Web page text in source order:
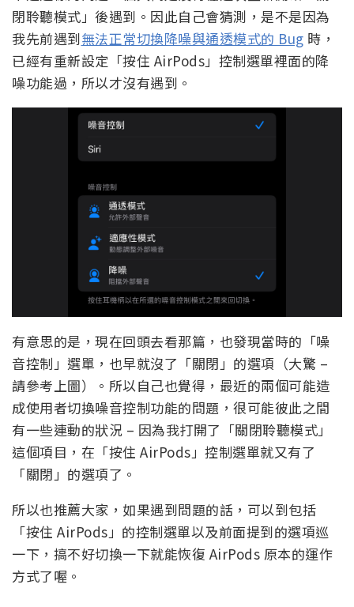
閉聆聽模式」後遇到。因此自己會猜測，是不是因為
我先前遇到無法正常切換降噪與通透模式的 Bug 時，
已經有重新設定「按住 AirPods」控制選單裡面的降
噪功能過，所以才沒有遇到。
有意思的是，現在回頭去看那篇，也發現當時的「噪
音控制」選單，也早就沒了「關閉」的選項（大驚 –
請參考上圖）。所以自己也覺得，最近的兩個可能造
成使用者切換噪音控制功能的問題，很可能彼此之間
有一些連動的狀況 – 因為我打開了「關閉聆聽模式」
這個項目，在「按住 AirPods」控制選單就又有了
「關閉」的選項了。
所以也推薦大家，如果遇到問題的話，可以到包括
「按住 AirPods」的控制選單以及前面提到的選項巡
一下，搞不好切換一下就能恢復 AirPods 原本的運作
方式了喔。